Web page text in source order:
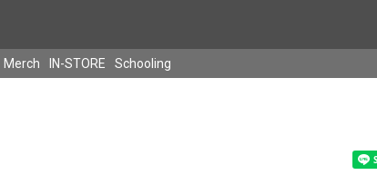
Merch IN-STORE Schooling